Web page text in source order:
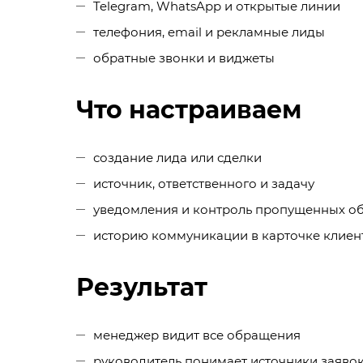
Telegram, WhatsApp и открытые линии
телефония, email и рекламные лиды
обратные звонки и виджеты
Что настраиваем
создание лида или сделки
источник, ответственного и задачу
уведомления и контроль пропущенных
историю коммуникации в карточке
Результат
менеджер видит все обращения